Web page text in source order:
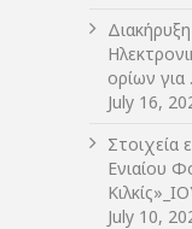
ορίων για
July 16,
Στοιχεία
Ενιαίου
July 10,